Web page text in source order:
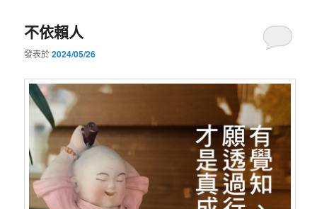
不依賴人
發表於2024/05/26